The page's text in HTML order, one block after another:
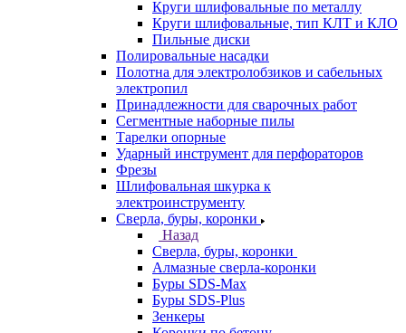
Круги шлифовальные по металлу
Круги шлифовальные, тип КЛТ и КЛО
Пильные диски
Полировальные насадки
Полотна для электролобзиков и сабельных
электропил
Принадлежности для сварочных работ
Сегментные наборные пилы
Тарелки опорные
Ударный инструмент для перфораторов
Фрезы
Шлифовальная шкурка к
электроинструменту
Сверла, буры, коронки
Назад
Сверла, буры, коронки
Алмазные сверла-коронки
Буры SDS-Max
Буры SDS-Plus
Зенкеры